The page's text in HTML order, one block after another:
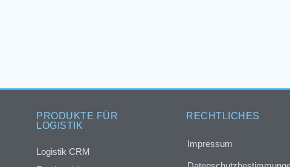
PRODUKTE FÜR
LOGISTIK
Logistik CRM
RECHTLICHES
Impressum